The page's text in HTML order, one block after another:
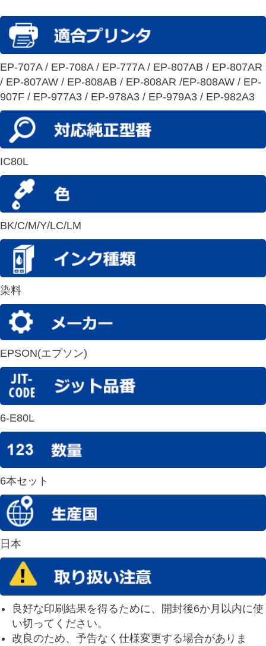
EP-707A / EP-708A / EP-777A / EP-807AB / EP-807AR
/ EP-807AW / EP-808AB / EP-808AR /EP-808AW / EP-
907F / EP-977A3 / EP-978A3 / EP-979A3 / EP-982A3
IC80L
BK/C/M/Y/LC/LM
染料
EPSON(エプソン)
6-E80L
6本セット
日本
良好な印刷結果を得るために、開封後6か月以内に使
い切ってください。
改良のため、予告なく仕様変更する場合がありま